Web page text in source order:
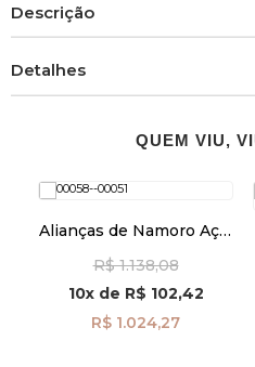
Descrição
Detalhes
QUEM VIU,
Alianças de Namoro Aço,
alf402-1
R$ 1.138,08
10xde R$ 102,42
R$ 1.024,27